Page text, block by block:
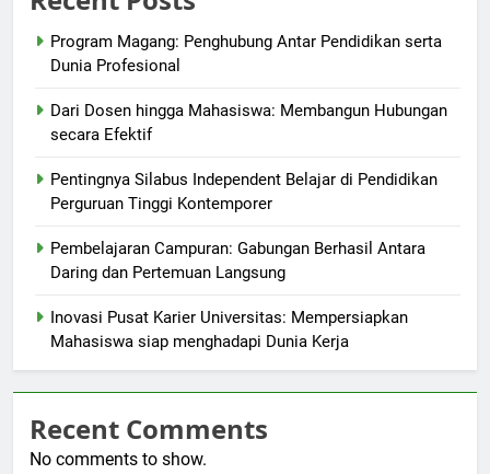
Program Magang: Penghubung Antar Pendidikan serta
Dunia Profesional
Dari Dosen hingga Mahasiswa: Membangun Hubungan
secara Efektif
Pentingnya Silabus Independent Belajar di Pendidikan
Perguruan Tinggi Kontemporer
Pembelajaran Campuran: Gabungan Berhasil Antara
Daring dan Pertemuan Langsung
Inovasi Pusat Karier Universitas: Mempersiapkan
Mahasiswa siap menghadapi Dunia Kerja
Recent Comments
No comments to show.